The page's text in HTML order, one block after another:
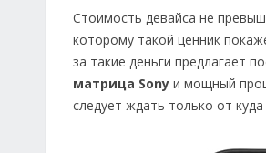
Стоимость девайса не
которому такой ценник
за такие деньги предлагает
матрица Sony и мощный
следует ждать только от